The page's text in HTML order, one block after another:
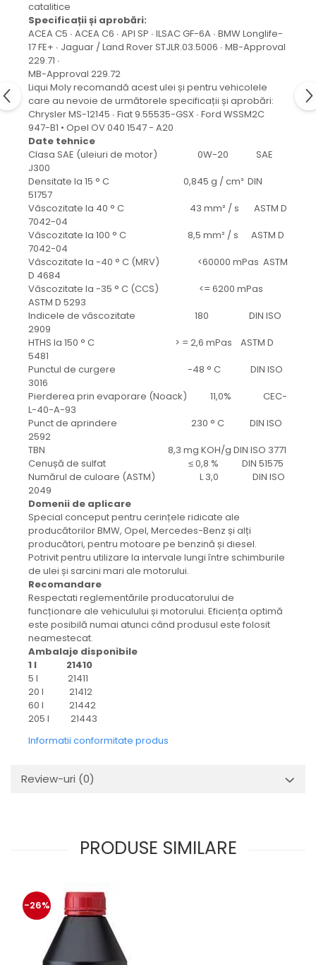
Grup electropompa
Bolturi, role si bucsi
MAMMUT LIFT
Mecanice
Electrice
Hidraulice
Motor electric si pompa hidraulica
Cilindru hidraulic si protectie
burduf
ERHEL - HYDRIS
Hidraulice
Electrice
Mecanice
Role, bucse si bolturi
Motoras electric si pompa
Cilindri si burdufuri protectie
Consumabile
catalitice
Specificații și aprobări:
ACEA C5 ∙ ACEA C6 ∙ API SP ∙ ILSAC GF-6A ∙ BMW Longlife-
17 FE+ ∙ Jaguar / Land Rover STJLR.03.5006 ∙ MB-Approval
229.71 ∙
MB-Approval 229.72
Liqui Moly recomandă acest ulei și pentru vehicolele
care au nevoie de următorele specificații și aprobări:
Chrysler MS-12145 ∙ Fiat 9.55535-GSX ∙ Ford WSSM2C
947-B1 • Opel OV 040 1547 - A20
Date tehnice
Clasa SAE (uleiuri de motor) 0W-20 SAE
J300
Densitate la 15 ° C 0,845 g / cm³ DIN
51757
Vâscozitate la 40 ° C 43 mm² / s ASTM D
7042-04
Vâscozitate la 100 ° C 8,5 mm² / s ASTM D
7042-04
Vâscozitate la -40 ° C (MRV) <60000 mPas ASTM
D 4684
Vâscozitate la -35 ° C (CCS) <= 6200 mPas
ASTM D 5293
Indicele de vâscozitate 180 DIN ISO
2909
HTHS la 150 ° C > = 2,6 mPas ASTM D
5481
Punctul de curgere -48 ° C DIN ISO
3016
Pierderea prin evaporare (Noack) 11,0% CEC-
L-40-A-93
Punct de aprindere 230 ° C DIN ISO
2592
TBN 8,3 mg KOH/g DIN ISO 3771
Cenușă de sulfat ≤ 0,8 % DIN 51575
Numărul de culoare (ASTM) L 3,0 DIN ISO
2049
Domenii de aplicare
Special conceput pentru cerințele ridicate ale
producătorilor BMW, Opel, Mercedes-Benz și alți
producători, pentru motoare pe benzină și diesel.
Potrivit pentru utilizare la intervale lungi între schimburile
de ulei și sarcini mari ale motorului.
Recomandare
Respectati reglementările producatorului de
funcționare ale vehiculului și motorului. Eficiența optimă
este posibilă numai atunci când produsul este folosit
neamestecat.
Ambalaje disponibile
1 l 21410
5 l 21411
20 l 21412
60 l 21442
205 l 21443
Informatii conformitate produs
Review-uri (0)
PRODUSE SIMILARE
-26%